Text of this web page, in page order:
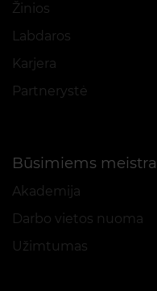
Žinios
Labdaros
Karjera
Partnerystė
Akademija
Darbo vietos nuoma
Užimtumas